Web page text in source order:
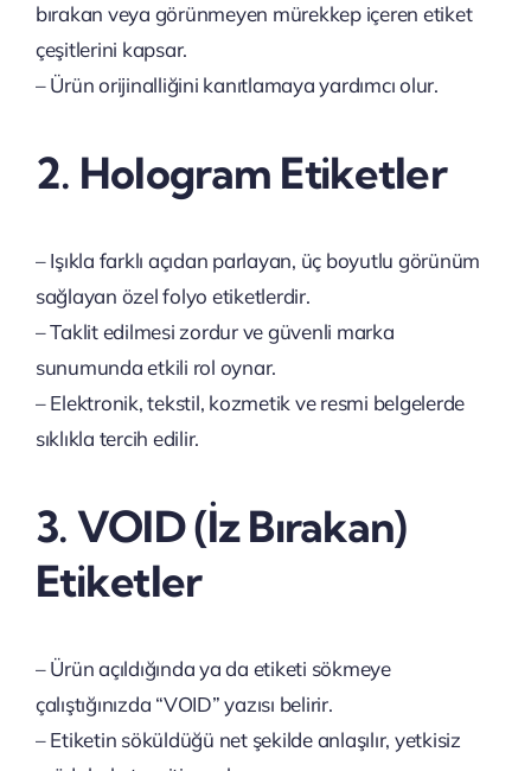
bırakan veya görünmeyen mürekkep içeren etiket
çeşitlerini kapsar.
– Ürün orijinalliğini kanıtlamaya yardımcı olur.
2. Hologram Etiketler
– Işıkla farklı açıdan parlayan, üç boyutlu görünüm
sağlayan özel folyo etiketlerdir.
– Taklit edilmesi zordur ve güvenli marka
sunumunda etkili rol oynar.
– Elektronik, tekstil, kozmetik ve resmi belgelerde
sıklıkla tercih edilir.
3. VOID (İz Bırakan)
Etiketler
– Ürün açıldığında ya da etiketi sökmeye
çalıştığınızda “VOID” yazısı belirir.
– Etiketin söküldüğü net şekilde anlaşılır, yetkisiz